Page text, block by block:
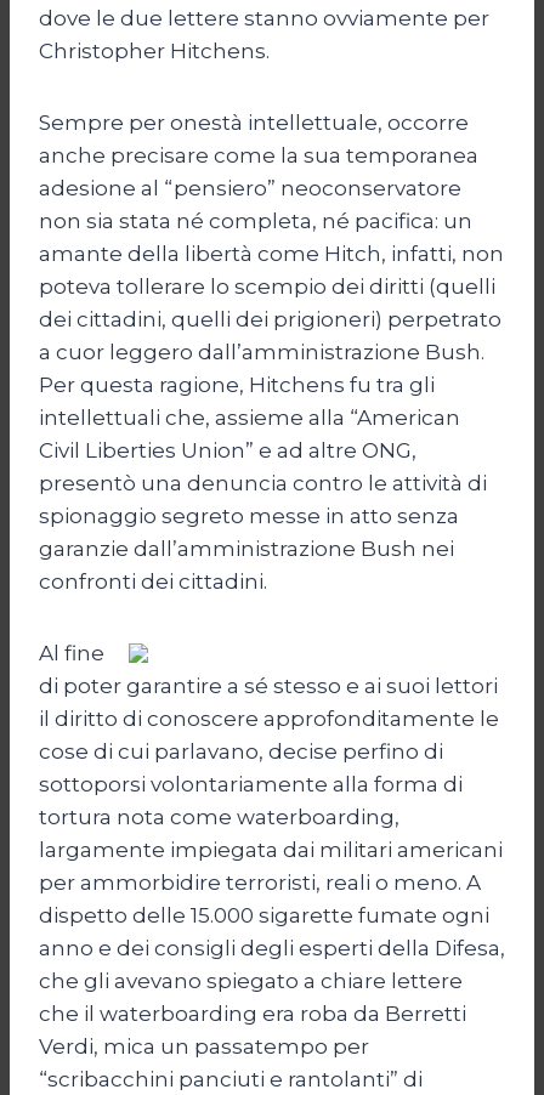
dove le due lettere stanno ovviamente per
Christopher Hitchens.
Sempre per onestà intellettuale, occorre
anche precisare come la sua temporanea
adesione al “pensiero” neoconservatore
non sia stata né completa, né pacifica: un
amante della libertà come Hitch, infatti, non
poteva tollerare lo scempio dei diritti (quelli
dei cittadini, quelli dei prigioneri) perpetrato
a cuor leggero dall’amministrazione Bush.
Per questa ragione, Hitchens fu tra gli
intellettuali che, assieme alla “American
Civil Liberties Union” e ad altre ONG,
presentò una denuncia contro le attività di
spionaggio segreto messe in atto senza
garanzie dall’amministrazione Bush nei
confronti dei cittadini.
Al fine
di poter garantire a sé stesso e ai suoi lettori
il diritto di conoscere approfonditamente le
cose di cui parlavano, decise perfino di
sottoporsi volontariamente alla forma di
tortura nota come waterboarding,
largamente impiegata dai militari americani
per ammorbidire terroristi, reali o meno. A
dispetto delle 15.000 sigarette fumate ogni
anno e dei consigli degli esperti della Difesa,
che gli avevano spiegato a chiare lettere
che il waterboarding era roba da Berretti
Verdi, mica un passatempo per
“scribacchini panciuti e rantolanti” di